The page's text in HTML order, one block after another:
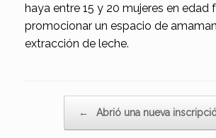
haya entre 15 y 20 mujeres en edad
promocionar un espacio de
extracción de leche.
← Abrió una nueva